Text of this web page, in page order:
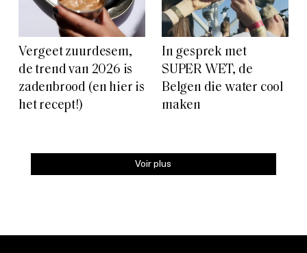
Vergeet zuurdesem,
de trend van 2026 is
zadenbrood (en hier is
het recept!)
In gesprek met
SUPER WET, de
Belgen die water cool
maken
Voir plus